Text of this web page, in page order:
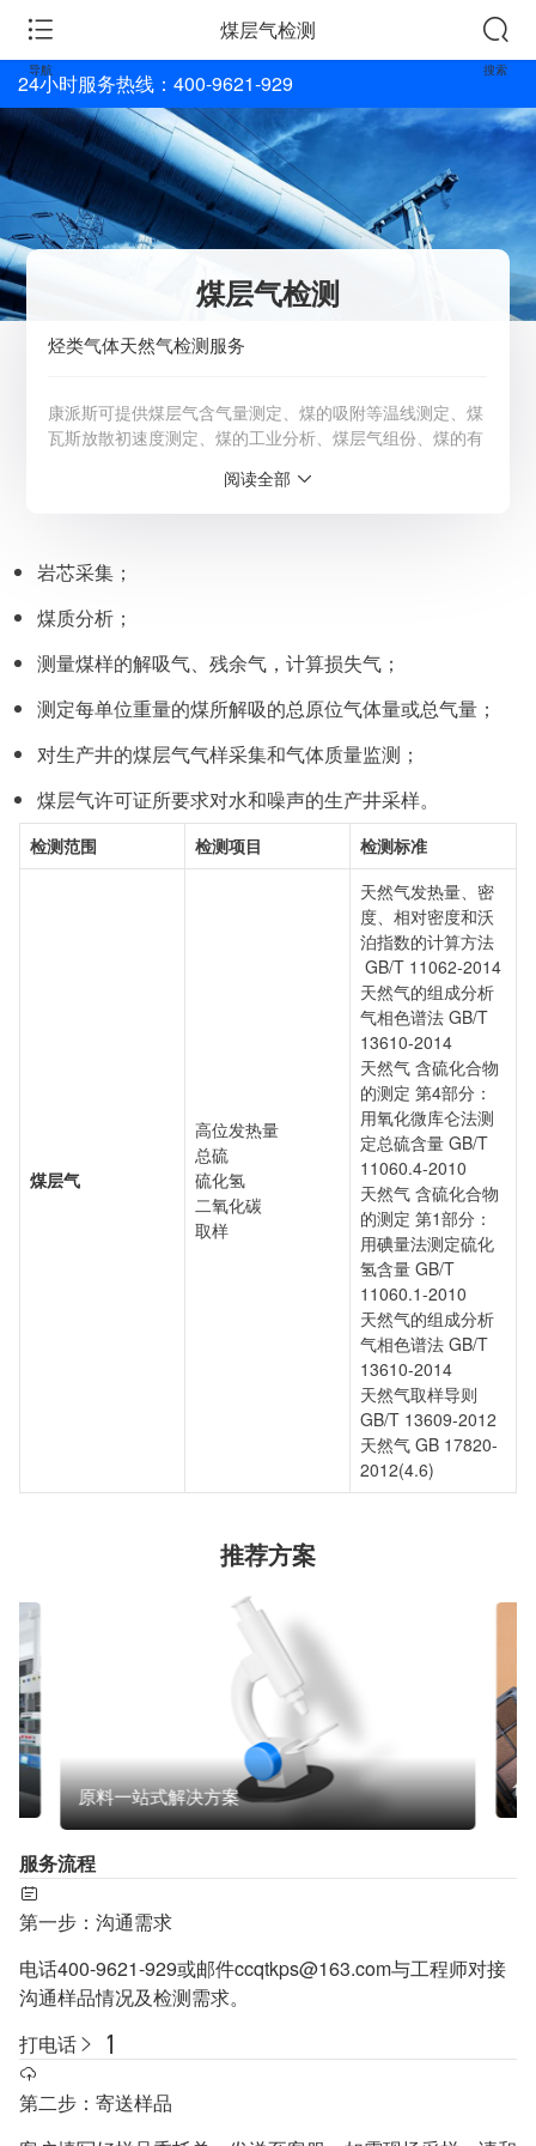
导航
煤层气检测
搜索
24小时服务热线：400-9621-929
煤层气检测
烃类气体天然气检测服务
康派斯可提供煤层气含气量测定、煤的吸附等温线测定、煤
瓦斯放散初速度测定、煤的工业分析、煤层气组份、煤的有
等专项分析及煤层气资源评价服务。
阅读全部
岩芯采集；
煤质分析；
测量煤样的解吸气、残余气，计算损失气；
测定每单位重量的煤所解吸的总原位气体量或总气量；
对生产井的煤层气气样采集和气体质量监测；
煤层气许可证所要求对水和噪声的生产井采样。
检测范围 检测项目 检测标准
煤层气
高位发热量
总硫
硫化氢
二氧化碳
取样
天然气发热量、密
度、相对密度和沃
泊指数的计算方法
GB/T 11062-2014
天然气的组成分析
气相色谱法 GB/T
13610-2014
天然气 含硫化合物
的测定 第4部分：
用氧化微库仑法测
定总硫含量 GB/T
11060.4-2010
天然气 含硫化合物
的测定 第1部分：
用碘量法测定硫化
氢含量 GB/T
11060.1-2010
天然气的组成分析
气相色谱法 GB/T
13610-2014
天然气取样导则
GB/T 13609-2012
天然气 GB 17820-
2012(4.6)
推荐方案
原料一站式解决方案 化
服务流程
第一步：沟通需求
电话400-9621-929或邮件ccqtkps@163.com与工程师对接
沟通样品情况及检测需求。
打电话
第二步：寄送样品